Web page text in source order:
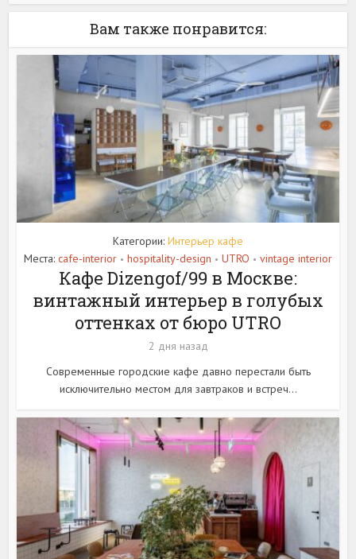
Вам также понравится:
Категории: Интерьер кафе
Места: cafe-interior • hospitality-design • UTRO • vintage interior
Кафе Dizengof/99 в Москве:
винтажный интерьер в голубых
оттенках от бюро UTRO
2 дня назад
Современные городские кафе давно перестали быть
исключительно местом для завтраков и встреч...